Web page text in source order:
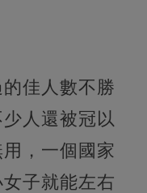
佳人數不勝
人還被冠以
，一個國家
子就能左右